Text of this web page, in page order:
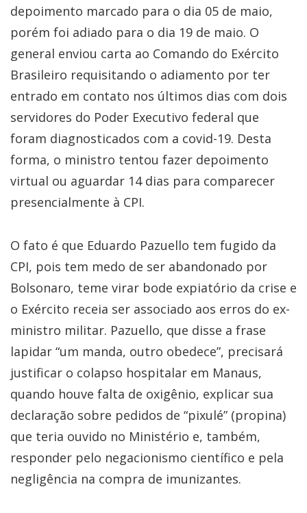
depoimento marcado para o dia 05 de maio,
porém foi adiado para o dia 19 de maio. O
general enviou carta ao Comando do Exército
Brasileiro requisitando o adiamento por ter
entrado em contato nos últimos dias com dois
servidores do Poder Executivo federal que
foram diagnosticados com a covid-19. Desta
forma, o ministro tentou fazer depoimento
virtual ou aguardar 14 dias para comparecer
presencialmente à CPI.
O fato é que Eduardo Pazuello tem fugido da
CPI, pois tem medo de ser abandonado por
Bolsonaro, teme virar bode expiatório da crise e
o Exército receia ser associado aos erros do ex-
ministro militar. Pazuello, que disse a frase
lapidar “um manda, outro obedece”, precisará
justificar o colapso hospitalar em Manaus,
quando houve falta de oxigênio, explicar sua
declaração sobre pedidos de “pixulé” (propina)
que teria ouvido no Ministério e, também,
responder pelo negacionismo científico e pela
negligência na compra de imunizantes.